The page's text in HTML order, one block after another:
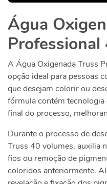
Água
Professional
A Água Oxigenada Truss
opção ideal para pessoas
que desejam colorir ou
fórmula contém tecnologia
final do processo,
Durante o processo de
Truss 40 volumes, auxilia
fios ou remoção de
coloridos anteriormente.